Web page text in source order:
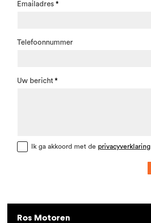
Emailadres
Telefoonnummer
Uw bericht
Ik ga akkoord met de privacyverklaring
Ros Motoren